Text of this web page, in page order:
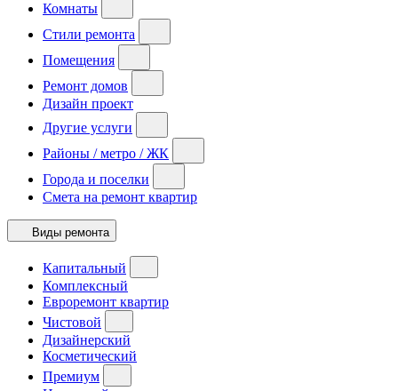
Комнаты
Стили ремонта
Помещения
Ремонт домов
Дизайн проект
Другие услуги
Районы / метро / ЖК
Города и поселки
Смета на ремонт квартир
Виды ремонта
Капитальный
Комплексный
Евроремонт квартир
Чистовой
Дизайнерский
Косметический
Премиум